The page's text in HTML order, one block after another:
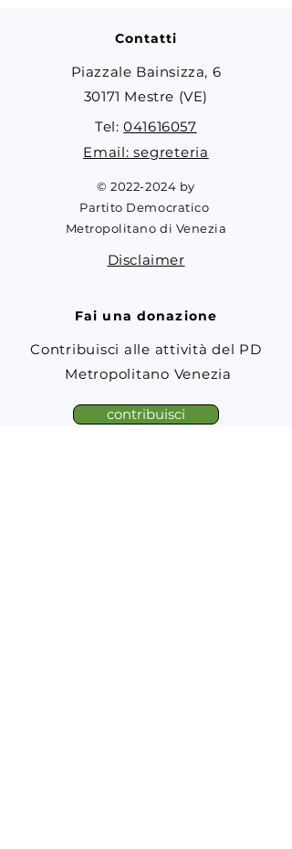
Contatti
Piazzale Bainsizza, 6
30171 Mestre (VE)
Tel:041616057
Email: segreteria
©2022-2024 by
Partito Democratico
Metropolitano di Venezia
Disclaimer
Fai una donazione
Contribuisci alle attività del PD
Metropolitano Venezia
contribuisci